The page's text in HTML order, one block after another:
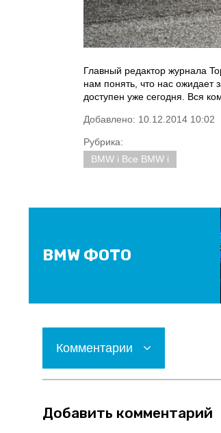
Главный редактор журнала
нам понять, что нас ожидает
доступен уже сегодня. Вся
Добавлено: 10.12.2014 10:02
Рубрика:
BMW i Все BMW i
BMW ФОТО
Комментарии
Добавить комментарий